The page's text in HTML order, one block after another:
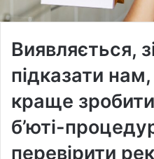
Виявляється,
підказати
краще
б’юті-
перевірити